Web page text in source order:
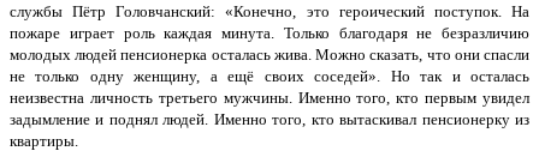
службы Пётр Головчанский: «Конечно, это героический поступок. На
пожаре играет роль каждая минута. Только благодаря не безразличию
молодых людей пенсионерка осталась жива. Можно сказать, что они спасли
не только одну женщину, а ещё своих соседей». Но так и осталась
неизвестна личность третьего мужчины. Именно того, кто первым увидел
задымление и поднял людей. Именно того, кто вытаскивал пенсионерку из
квартиры.